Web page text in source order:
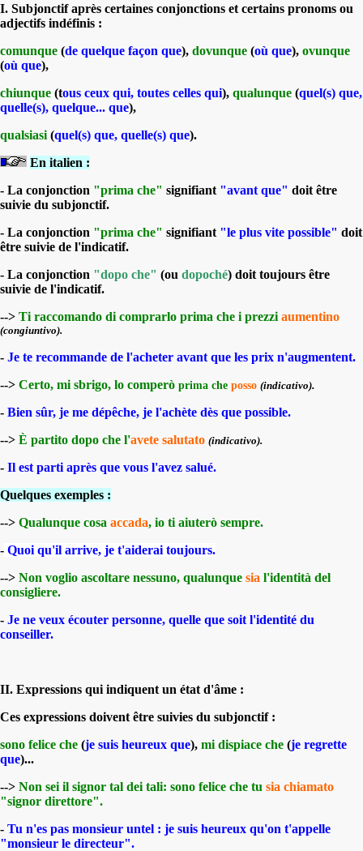
I. Subjonctif après certaines conjonctions et certains pronoms ou
adjectifs indéfinis :
comunque (de quelque façon que), dovunque (où que), ovunque
(où que),
chiunque (tous ceux qui, toutes celles qui), qualunque (quel(s) que,
quelle(s), quelque... que),
qualsiasi (quel(s) que, quelle(s) que).
En italien :
- La conjonction "prima che" signifiant "avant que" doit être
suivie du subjonctif.
- La conjonction "prima che" signifiant "le plus vite possible" doit
être suivie de l'indicatif.
- La conjonction "dopo che" (ou dopoché) doit toujours être
suivie de l'indicatif.
--> Ti raccomando di comprarlo prima che i prezzi aumentino
(congiuntivo).
- Je te recommande de l'acheter avant que les prix n'augmentent.
--> Certo, mi sbrigo, lo comperò prima che posso (indicativo).
- Bien sûr, je me dépêche, je l'achète dès que possible.
--> È partito dopo che l'avete salutato (indicativo).
- Il est parti après que vous l'avez salué.
Quelques exemples :
--> Qualunque cosa accada, io ti aiuterò sempre.
- Quoi qu'il arrive, je t'aiderai toujours.
--> Non voglio ascoltare nessuno, qualunque sia l'identità del
consigliere.
- Je ne veux écouter personne, quelle que soit l'identité du
conseiller.
II. Expressions qui indiquent un état d'âme :
Ces expressions doivent être suivies du subjonctif :
sono felice che (je suis heureux que), mi dispiace che (je regrette
que)...
--> Non sei il signor tal dei tali: sono felice che tu sia chiamato
"signor direttore".
- Tu n'es pas monsieur untel : je suis heureux qu'on t'appelle
"monsieur le directeur".